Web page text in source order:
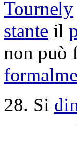
Tournely
stante il
non può
28. Si